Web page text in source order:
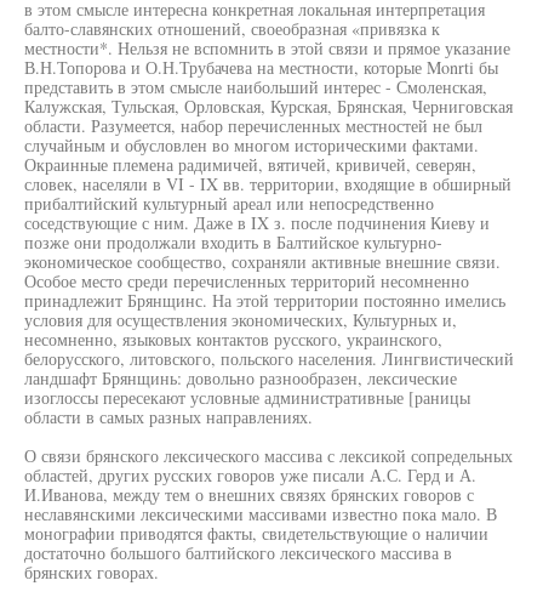
в этом смысле интересна конкретная локальная интерпретация
балто-славянских отношений, своеобразная «привязка к
местности*. Нельзя не вспомнить в этой связи и прямое указание
В.Н.Топорова и О.Н.Трубачева на местности, которые Monrti бы
представить в этом смысле наибольший интерес - Смоленская,
Калужская, Тульская, Орловская, Курская, Брянская, Черниговская
области. Разумеется, набор перечисленных местностей не был
случайным и обусловлен во многом историческими фактами.
Окраинные племена радимичей, вятичей, кривичей, северян,
словек, населяли в VI - IX вв. территории, входящие в обширный
прибалтийский культурный ареал или непосредственно
соседствующие с ним. Даже в IX з. после подчинения Киеву и
позже они продолжали входить в Балтийское культурно-
экономическое сообщество, сохраняли активные внешние связи.
Особое место среди перечисленных территорий несомненно
принадлежит Брянщинс. На этой территории постоянно имелись
условия для осуществления экономических, Культурных и,
несомненно, языковых контактов русского, украинского,
белорусского, литовского, польского населения. Лингвистический
ландшафт Брянщинь: довольно разнообразен, лексические
изоглоссы пересекают условные административные [раницы
области в самых разных направлениях.
О связи брянского лексического массива с лексикой сопредельных
областей, других русских говоров уже писали А.С. Герд и А.
И.Иванова, между тем о внешних связях брянских говоров с
неславянскими лексическими массивами известно пока мало. В
монографии приводятся факты, свидетельствующие о наличии
достаточно большого балтийского лексического массива в
брянских говорах.